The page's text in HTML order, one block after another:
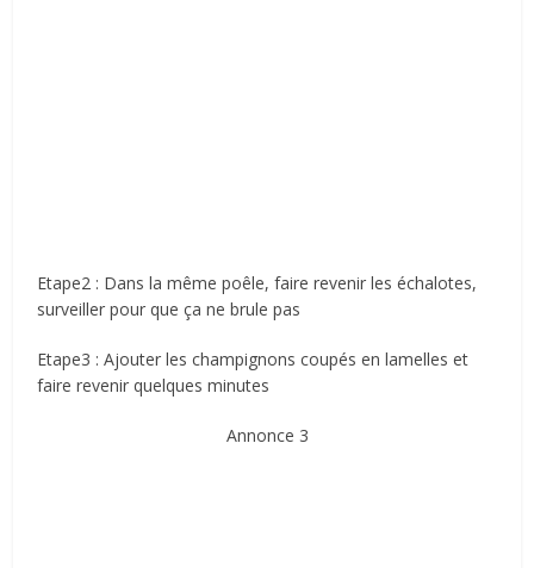
Etape2 : Dans la même poêle, faire revenir les échalotes,
surveiller pour que ça ne brule pas
Etape3 : Ajouter les champignons coupés en lamelles et
faire revenir quelques minutes
Annonce 3